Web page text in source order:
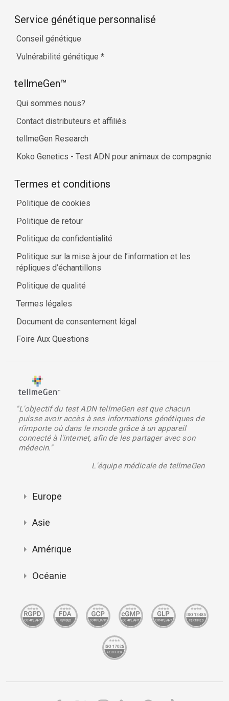
Service génétique personnalisé
Conseil génétique
Vulnérabilité génétique *
tellmeGen™
Qui sommes nous?
Contact distributeurs et affiliés
tellmeGen Research
Koko Genetics - Test ADN pour animaux de compagnie
Termes et conditions
Politique de cookies
Politique de retour
Politique de confidentialité
Politique sur la mise à jour de l’information et les
répliques d’échantillons
Politique de qualité
Termes légales
Document de consentement légal
Foire Aux Questions
"L'objectif du test ADN tellmeGen est que chacun
puisse avoir accès à ses informations génétiques de
n'importe où dans le monde grâce à un appareil
connecté à l'internet, afin de les partager avec son
médecin."
L'équipe médicale de tellmeGen
Europe
Asie
Amérique
Océanie